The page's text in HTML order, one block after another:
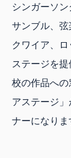
シンガーソ
サンブル、
クワイア、
ステージを
校の作品へ
アステージ
ナーになりま